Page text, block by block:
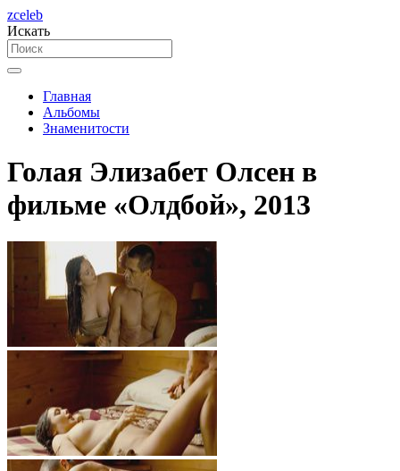
zceleb
Искать
Главная
Альбомы
Знаменитости
Голая Элизабет Олсен в
фильме «Олдбой», 2013